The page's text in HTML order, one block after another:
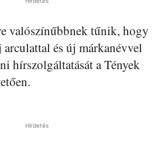
valószínűbbnek tűnik, hogy
és új márkanévvel
hírszolgáltatását a Tények
Hirdetés